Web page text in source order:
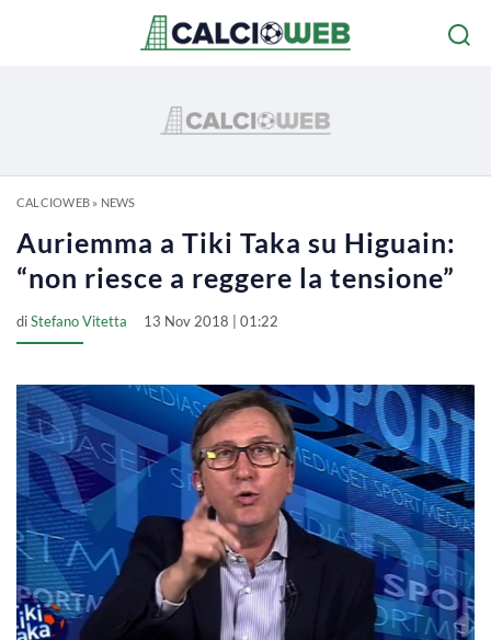
CALCIOWEB» NEWS
Auriemma a Tiki Taka su Higuain:
“non riesce a reggere la tensione”
diStefano Vitetta 13 Nov 2018 | 01:22